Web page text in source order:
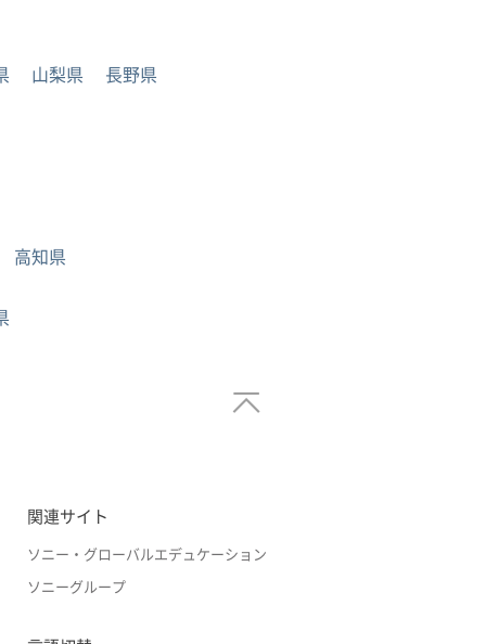
山梨県 長野県
高知県
関連サイト
ソニー・グローバルエデュケーション
ソニーグループ